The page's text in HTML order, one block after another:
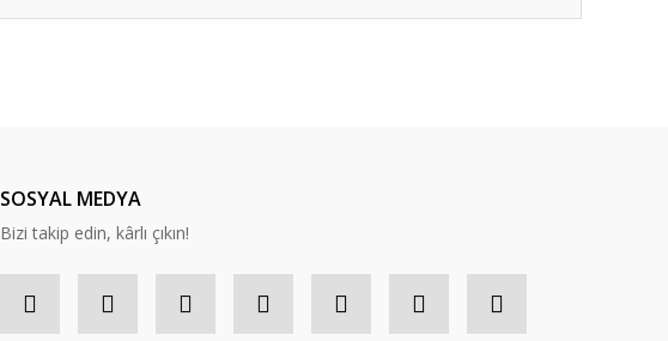
SOSYAL MEDYA
Bizi takip edin, kârlı çıkın!